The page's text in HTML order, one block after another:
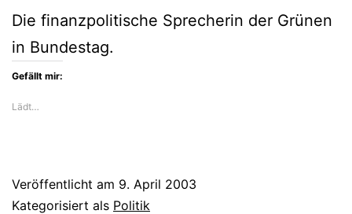
Die finanzpolitische Sprecherin der Grünen
in Bundestag.
Gefällt mir:
Lädt…
Veröffentlicht am 9. April 2003
Kategorisiert als Politik